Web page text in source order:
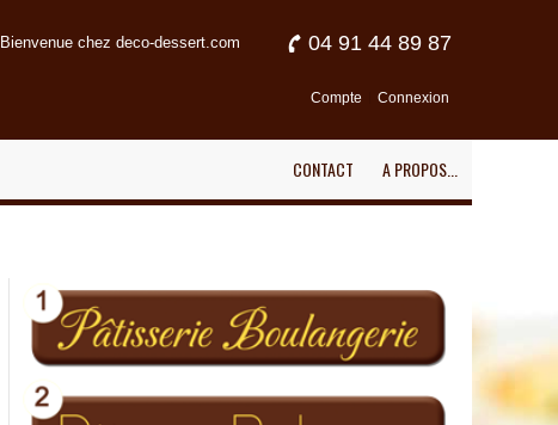
04 91 44 89 87
Bienvenue chez deco-dessert.com
Compte Connexion
A PROPOS...
CONTACT